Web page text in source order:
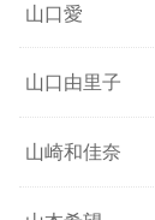
山口愛
山口由里子
山崎和佳奈